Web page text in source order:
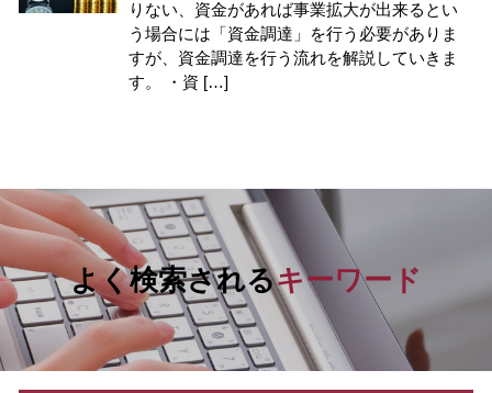
りない、資金があれば事業拡大が出来るとい
う場合には「資金調達」を行う必要がありま
すが、資金調達を行う流れを解説していきま
す。 ・資 […]
よく検索されるキーワード